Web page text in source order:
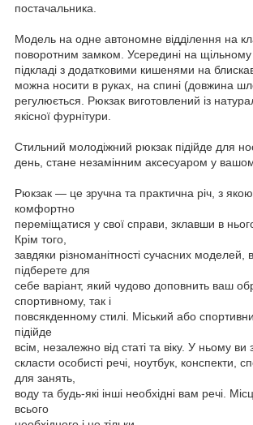
постачальника.
Модель на одне автономне відділення на
поворотним замком. Усередині на щільному
підкладі з додатковими кишенями на
можна носити в руках, на спині (довжина
регулюється. Рюкзак виготовлений із
якісної фурнітури.
Стильний молодіжний рюкзак підійде для
день, стане незамінним аксесуаром у
Рюкзак — це зручна та практична річ, з
комфортно
переміщатися у свої справи, зклавши в
Крім того,
завдяки різноманітності сучасних моделей,
підберете для
себе варіант, який чудово доповнить ваш
спортивному, так і
повсякденному стилі. Міський або
підійде
всім, незалежно від статі та віку. У ньому
скласти особисті речі, ноутбук, конспекти,
для занять,
воду та будь-які інші необхідні вам речі.
всього